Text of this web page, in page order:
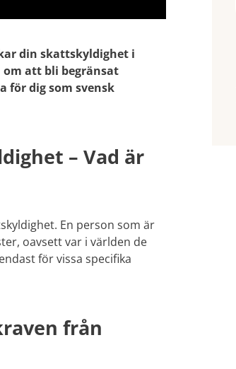
din skattskyldighet i
om att bli begränsat
för dig som svensk
– Vad är
En person som är
oavsett var i världen de
för vissa specifika
från